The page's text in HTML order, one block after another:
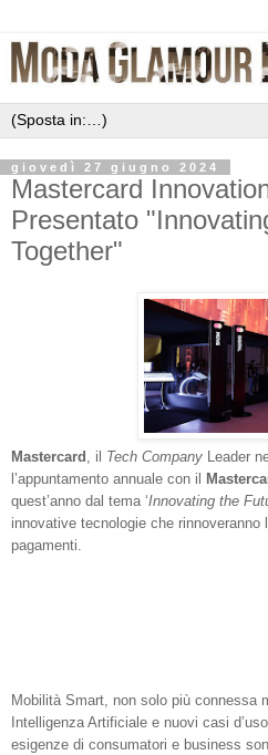
giovedì 27 giugno 2024
Mastercard
Presentato
Together"
Mastercard , il Tech Company Leader
l’appuntamento annuale con il
quest’anno dal tema ‘Innovating the
innovative tecnologie che
pagamenti.
Mobilità Smart, non solo più connessa
Intelligenza Artificiale e nuovi casi
esigenze di consumatori e business